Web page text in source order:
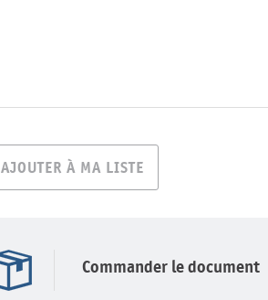
AJOUTER À MA LISTE
Commander le document